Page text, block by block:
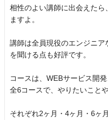
相性のよい講師に出会えたら
ますよ。
講師は全員現役のエンジニ
を聞ける点も好評です。
コースは、WEBサービス開
全6コースで、やりたいこと
それぞれ2ヶ月・4ヶ月・6ヶ